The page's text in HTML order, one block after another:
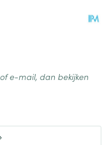
e-mail, dan bekijken